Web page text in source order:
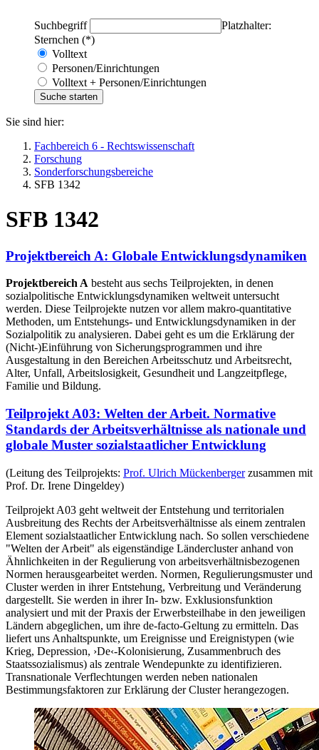
Suchbegriff
Platzhalter:
Sternchen (*)
Volltext
Personen/Einrichtungen
Volltext + Personen/Einrichtungen
Sie sind hier:
Fachbereich 6 - Rechtswissenschaft
Forschung
Sonderforschungsbereiche
SFB 1342
SFB 1342
Projektbereich A: Globale Entwicklungsdynamiken
Projektbereich A besteht aus sechs Teilprojekten, in denen
sozialpolitische Entwicklungsdynamiken weltweit untersucht
werden. Diese Teilprojekte nutzen vor allem makro-quantitative
Methoden, um Entstehungs- und Entwicklungsdynamiken in der
Sozialpolitik zu analysieren. Dabei geht es um die Erklärung der
(Nicht-)Einführung von Sicherungsprogrammen und ihre
Ausgestaltung in den Bereichen Arbeitsschutz und Arbeitsrecht,
Alter, Unfall, Arbeitslosigkeit, Gesundheit und Langzeitpflege,
Familie und Bildung.
Teilprojekt A03: Welten der Arbeit. Normative
Standards der Arbeitsverhältnisse als nationale und
globale Muster sozialstaatlicher Entwicklung
(Leitung des Teilprojekts: Prof. Ulrich Mückenbergerzusammen mit
Prof. Dr. Irene Dingeldey)
Teilprojekt A03 geht weltweit der Entstehung und territorialen
Ausbreitung des Rechts der Arbeitsverhältnisse als einem zentralen
Element sozialstaatlicher Entwicklung nach. So sollen verschiedene
"Welten der Arbeit" als eigenständige Ländercluster anhand von
Ähnlichkeiten in der Regulierung von arbeitsverhältnisbezogenen
Normen herausgearbeitet werden. Normen, Regulierungsmuster und
Cluster werden in ihrer Entstehung, Verbreitung und Veränderung
dargestellt. Sie werden in ihrer In- bzw. Exklusionsfunktion
analysiert und mit der Praxis der Erwerbsteilhabe in den jeweiligen
Ländern abgeglichen, um ihre de-facto-Geltung zu ermitteln. Das
liefert uns Anhaltspunkte, um Ereignisse und Ereignistypen (wie
Krieg, Depression, ›De‹-Kolonisierung, Zusammenbruch des
Staatssozialismus) als zentrale Wendepunkte zu identifizieren.
Transnationale Verflechtungen werden neben nationalen
Bestimmungsfaktoren zur Erklärung der Cluster herangezogen.